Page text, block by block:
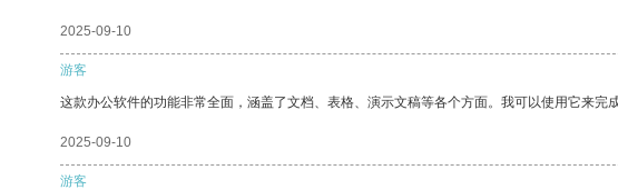
2025-09-10
游客
这款办公软件的功能非常全面，涵盖了文档、表格、演示文稿等各个方面。我可以使用它来完
2025-09-10
游客